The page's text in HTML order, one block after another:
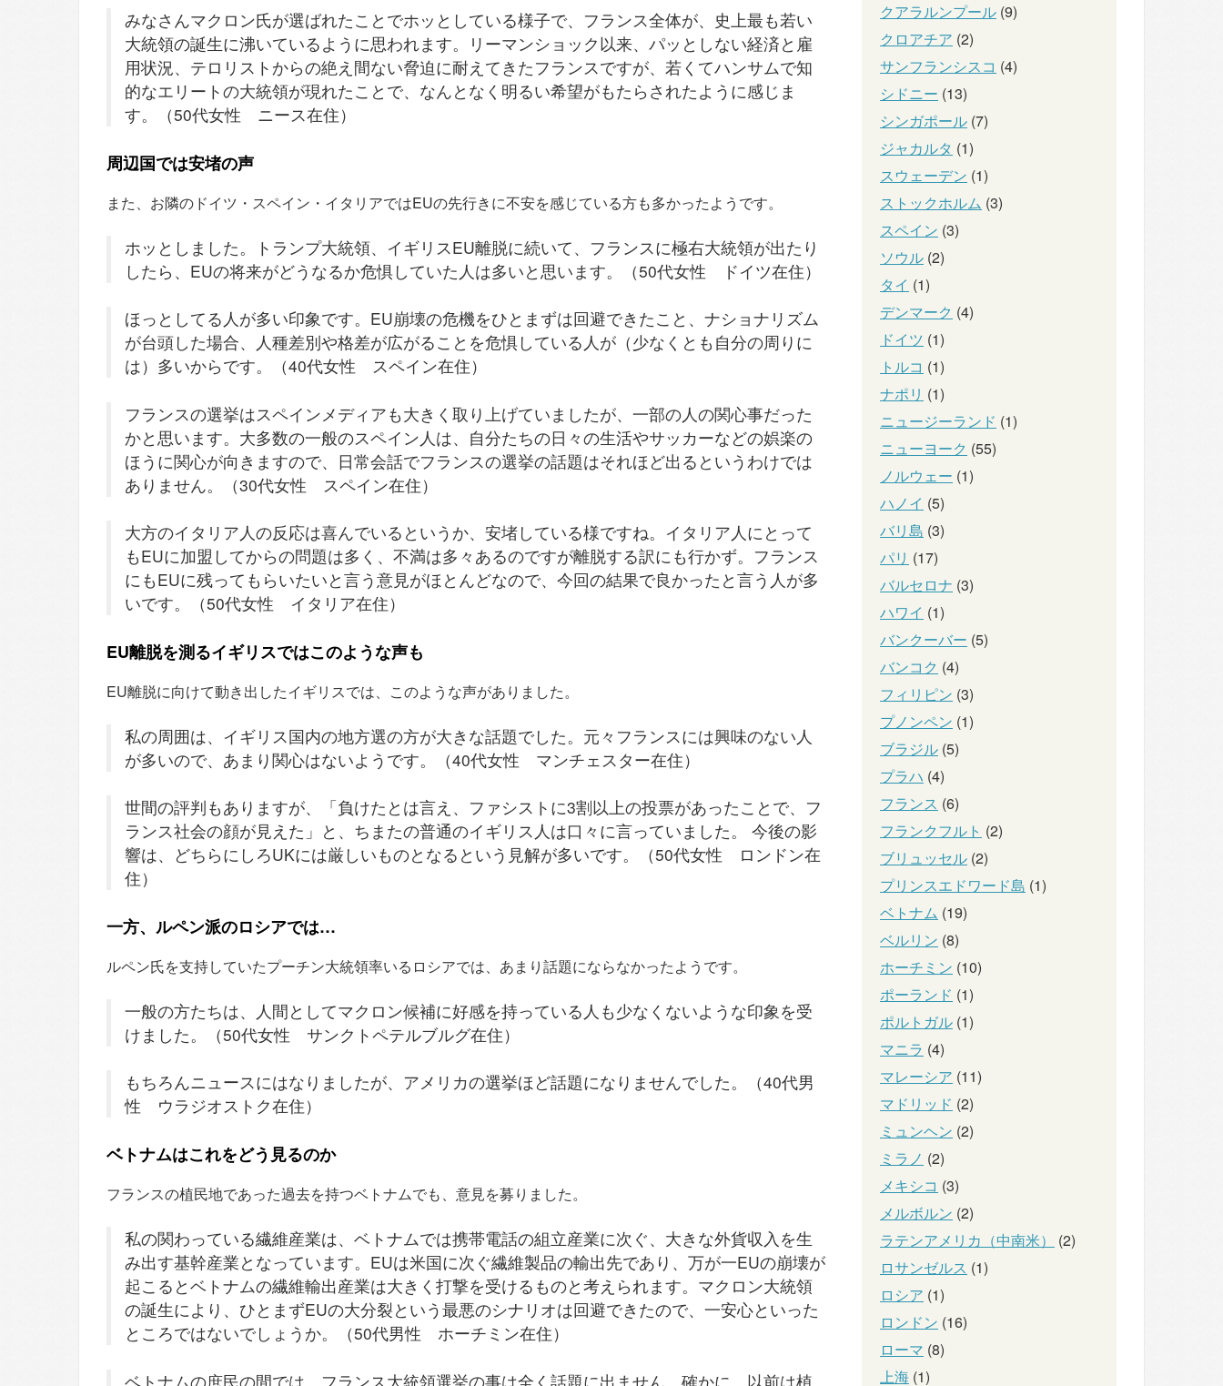
みなさんマクロン氏が選ばれたことでホッとしている様子で、フランス全体が、史上最も若い
大統領の誕生に沸いているように思われます。リーマンショック以来、パッとしない経済と雇
用状況、テロリストからの絶え間ない脅迫に耐えてきたフランスですが、若くてハンサムで知
的なエリートの大統領が現れたことで、なんとなく明るい希望がもたらされたように感じま
す。（50代女性 ニース在住）
周辺国では安堵の声
また、お隣のドイツ・スペイン・イタリアではEUの先行きに不安を感じている方も多かったようです。
ホッとしました。トランプ大統領、イギリスEU離脱に続いて、フランスに極右大統領が出たり
したら、EUの将来がどうなるか危惧していた人は多いと思います。（50代女性 ドイツ在住）
ほっとしてる人が多い印象です。EU崩壊の危機をひとまずは回避できたこと、ナショナリズム
が台頭した場合、人種差別や格差が広がることを危惧している人が（少なくとも自分の周りに
は）多いからです。（40代女性 スペイン在住）
フランスの選挙はスペインメディアも大きく取り上げていましたが、一部の人の関心事だった
かと思います。大多数の一般のスペイン人は、自分たちの日々の生活やサッカーなどの娯楽の
ほうに関心が向きますので、日常会話でフランスの選挙の話題はそれほど出るというわけでは
ありません。（30代女性 スペイン在住）
大方のイタリア人の反応は喜んでいるというか、安堵している様ですね。イタリア人にとって
もEUに加盟してからの問題は多く、不満は多々あるのですが離脱する訳にも行かず。フランス
にもEUに残ってもらいたいと言う意見がほとんどなので、今回の結果で良かったと言う人が多
いです。（50代女性 イタリア在住）
EU離脱を測るイギリスではこのような声も
EU離脱に向けて動き出したイギリスでは、このような声がありました。
私の周囲は、イギリス国内の地方選の方が大きな話題でした。元々フランスには興味のない人
が多いので、あまり関心はないようです。（40代女性 マンチェスター在住）
世間の評判もありますが、「負けたとは言え、ファシストに3割以上の投票があったことで、フ
ランス社会の顔が見えた」と、ちまたの普通のイギリス人は口々に言っていました。 今後の影
響は、どちらにしろUKには厳しいものとなるという見解が多いです。（50代女性 ロンドン在
住）
一方、ルペン派のロシアでは…
ルペン氏を支持していたプーチン大統領率いるロシアでは、あまり話題にならなかったようです。
一般の方たちは、人間としてマクロン候補に好感を持っている人も少なくないような印象を受
けました。（50代女性 サンクトペテルブルグ在住）
もちろんニュースにはなりましたが、アメリカの選挙ほど話題になりませんでした。（40代男
性 ウラジオストク在住）
ベトナムはこれをどう見るのか
フランスの植民地であった過去を持つベトナムでも、意見を募りました。
私の関わっている繊維産業は、ベトナムでは携帯電話の組立産業に次ぐ、大きな外貨収入を生
み出す基幹産業となっています。EUは米国に次ぐ繊維製品の輸出先であり、万が一EUの崩壊が
起こるとベトナムの繊維輸出産業は大きく打撃を受けるものと考えられます。マクロン大統領
の誕生により、ひとまずEUの大分裂という最悪のシナリオは回避できたので、一安心といった
ところではないでしょうか。（50代男性 ホーチミン在住）
ベトナムの庶民の間では、フランス大統領選挙の事は全く話題に出ません。確かに、以前は植
クアラルンプール (9)
クロアチア (2)
サンフランシスコ (4)
シドニー (13)
シンガポール (7)
ジャカルタ (1)
スウェーデン (1)
ストックホルム (3)
スペイン (3)
ソウル (2)
タイ (1)
デンマーク (4)
ドイツ (1)
トルコ (1)
ナポリ (1)
ニュージーランド (1)
ニューヨーク (55)
ノルウェー (1)
ハノイ (5)
バリ島 (3)
パリ (17)
バルセロナ (3)
ハワイ (1)
バンクーバー (5)
バンコク (4)
フィリピン (3)
プノンペン (1)
ブラジル (5)
プラハ (4)
フランス (6)
フランクフルト (2)
ブリュッセル (2)
プリンスエドワード島 (1)
ベトナム (19)
ベルリン (8)
ホーチミン (10)
ポーランド (1)
ポルトガル (1)
マニラ (4)
マレーシア (11)
マドリッド (2)
ミュンヘン (2)
ミラノ (2)
メキシコ (3)
メルボルン (2)
ラテンアメリカ（中南米）
(2)
ロサンゼルス (1)
ロシア (1)
ロンドン (16)
ローマ (8)
上海 (1)